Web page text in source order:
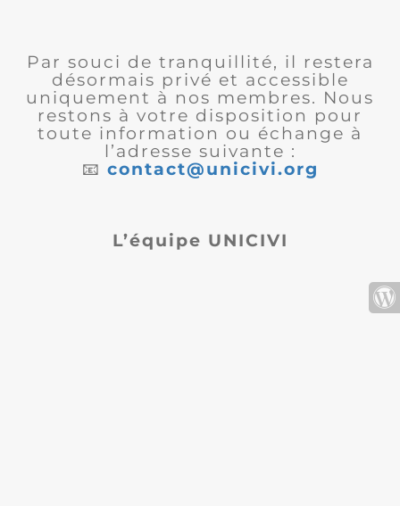
Par souci de tranquillité, il restera
désormais privé et accessible
uniquement à nos membres. Nous
restons à votre disposition pour
toute information ou échange à
l’adresse suivante :
📧 contact@unicivi.org
L’équipe UNICIVI